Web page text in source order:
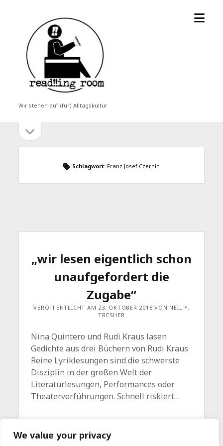
We value your privacy
read!!ing
room
Wir stehen auf (für) Alltagskultur
Menü
Seitenleiste
öffnen
Schlagwort: Franz Josef Czernin
„wir lesen eigentlich schon
unaufgefordert die
Zugabe“
VERÖFFENTLICHT AM 23. OKTOBER 2018 VON NEIL Y.
TRESHER
Nina Quintero und Rudi Kraus lasen
Gedichte aus drei Büchern von Rudi Kraus
Reine Lyriklesungen sind die schwerste
Disziplin in der großen Welt der
Literaturlesungen, Performances oder
Theatervorführungen. Schnell riskiert…
LESEN